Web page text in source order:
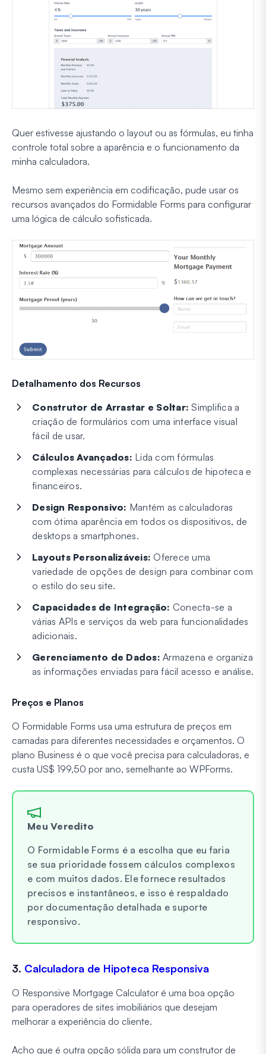
Quer estivesse ajustando o layout ou as fórmulas, eu tinha
controle total sobre a aparência e o funcionamento da
minha calculadora.
Mesmo sem experiência em codificação, pude usar os
recursos avançados do Formidable Forms para configurar
uma lógica de cálculo sofisticada.
Detalhamento dos Recursos
Construtor de Arrastar e Soltar: Simplifica a
criação de formulários com uma interface visual
fácil de usar.
Cálculos Avançados: Lida com fórmulas
complexas necessárias para cálculos de hipoteca e
financeiros.
Design Responsivo: Mantém as calculadoras
com ótima aparência em todos os dispositivos, de
desktops a smartphones.
Layouts Personalizáveis: Oferece uma
variedade de opções de design para combinar com
o estilo do seu site.
Capacidades de Integração: Conecta-se a
várias APIs e serviços da web para funcionalidades
adicionais.
Gerenciamento de Dados: Armazena e organiza
as informações enviadas para fácil acesso e análise.
Preços e Planos
O Formidable Forms usa uma estrutura de preços em
camadas para diferentes necessidades e orçamentos. O
plano Business é o que você precisa para calculadoras, e
custa US$ 199,50 por ano, semelhante ao WPForms.
Meu Veredito
O Formidable Forms é a escolha que eu faria
se sua prioridade fossem cálculos complexos
e com muitos dados. Ele fornece resultados
precisos e instantâneos, e isso é respaldado
por documentação detalhada e suporte
responsivo.
3. Calculadora de Hipoteca Responsiva
O Responsive Mortgage Calculator é uma boa opção
para operadores de sites imobiliários que desejam
melhorar a experiência do cliente.
Acho que é outra opção sólida para um construtor de